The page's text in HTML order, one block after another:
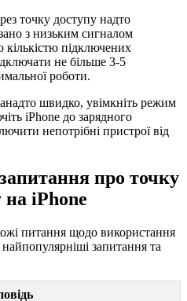
точку доступу надто
з низьким сигналом
кількістю підключених
не більше 3-5
роботи.
швидко, увімкніть режим
iPhone до зарядного
непотрібні пристрої від
запитання про точку
на iPhone
питання щодо використання
запитання та